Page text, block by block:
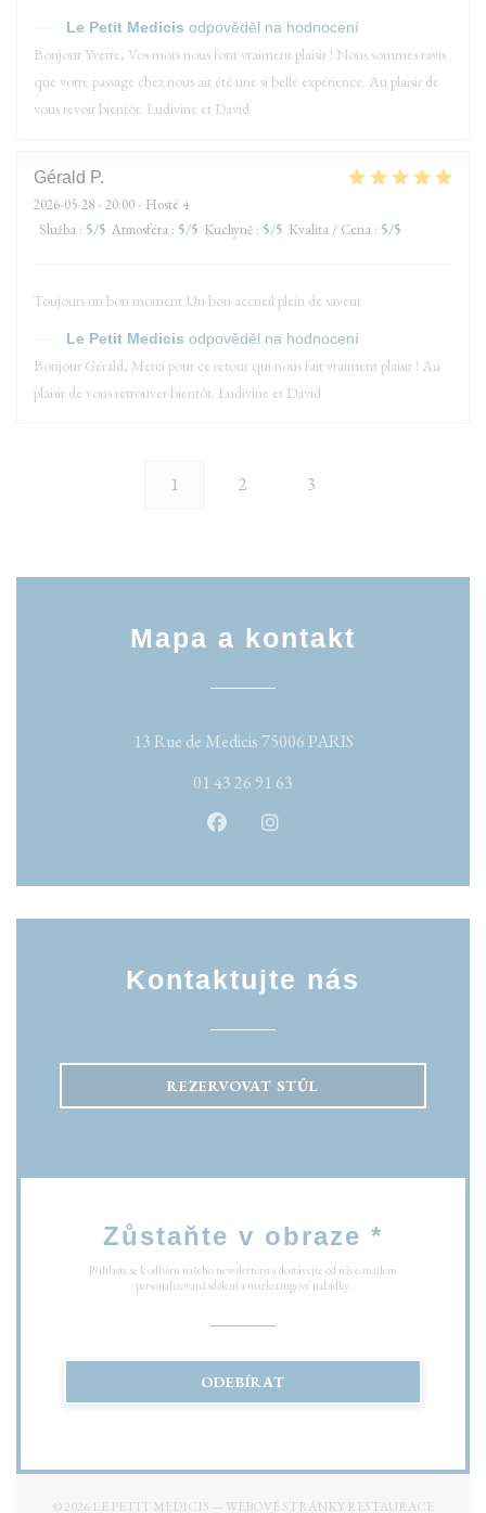
Le Petit Medicis odpověděl na hodnocení
Bonjour Yvette, Vos mots nous font vraiment plaisir ! Nous sommes ravis
que votre passage chez nous ait été une si belle expérience. Au plaisir de
vous revoir bientôt. Ludivine et David
Gérald P
2026-05-28 - 20:00 - Hosté 4
Služba : 5/5 Atmosféra : 5/5 Kuchyně : 5/5 Kvalita / Cena : 5/5
Toujours un bon moment Un bon accueil plein de saveur
Le Petit Medicis odpověděl na hodnocení
Bonjour Gérald, Merci pour ce retour qui nous fait vraiment plaisir ! Au
plaisir de vous retrouver bientôt. Ludivine et David
1 2 3
Mapa a kontakt
13 Rue de Medicis 75006 PARIS((otevře se v
01 43 26 91 63
Facebook ((otevře se v novém
Instagram ((otevře se v
Kontaktujte nás
REZERVOVAT STŮL
Zůstaňte v obraze *
Přihlaste se k odběru našeho newsletteru a dostávejte od nás e-mailem
personalizovaná sdělení a marketingové nabídky.
ODEBÍRAT
© 2026 LE PETIT MEDICIS — WEBOVÉ STRÁNKY RESTAURACE